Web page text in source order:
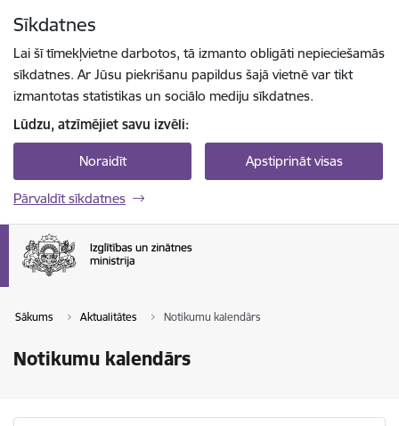
Sīkdatnes
Lai šī tīmekļvietne darbotos, tā izmanto obligāti nepieciešamās
sīkdatnes. Ar Jūsu piekrišanu papildus šajā vietnē var tikt
izmantotas statistikas un sociālo mediju sīkdatnes.
Lūdzu, atzīmējiet savu izvēli:
Noraidīt Apstiprināt visas
Pārvaldīt sīkdatnes
Sākums Aktualitātes Notikumu kalendārs
Notikumu kalendārs